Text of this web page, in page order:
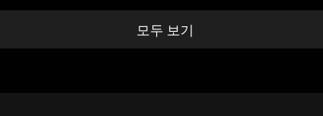
모두 보기